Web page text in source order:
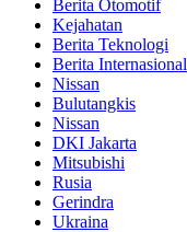
Berita Otomotif
Kejahatan
Berita Teknologi
Berita Internasional
Nissan
Bulutangkis
Nissan
DKI Jakarta
Mitsubishi
Rusia
Gerindra
Ukraina